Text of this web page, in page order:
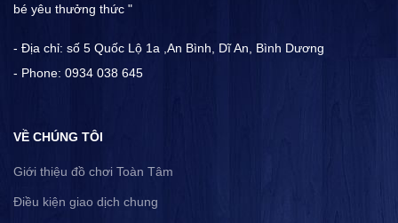
bé yêu thưởng thức "
- Địa chỉ: số 5 Quốc Lộ 1a ,An Bình, Dĩ An, Bình Dương
- Phone: 0934 038 645
VỀ CHÚNG TÔI
Giới thiệu đồ chơi Toàn Tâm
Điều kiện giao dịch chung